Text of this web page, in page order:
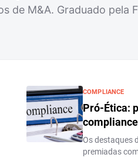
M&A. Graduado pela
COMPLIANCE
Pró-Ética:
Os destaques
premiadas